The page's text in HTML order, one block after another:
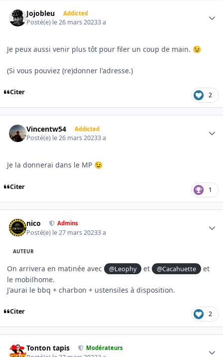
Jojobleu Addicted
Posté(e) le 26 mars 20233 a
Je peux aussi venir plus tôt pour filer un coup de main. 😉
(Si vous pouviez (re)donner l'adresse.)
Citer 2
Vincentw54 Addicted
Posté(e) le 26 mars 20233 a
Je la donnerai dans le MP 😉
Citer 1
nico Admins
Posté(e) le 27 mars 20233 a
AUTEUR
On arrivera en matinée avec @Leophy et @Cacahuette
et
le mobilhome.
J'aurai le bbq + charbon + ustensiles à disposition.
Citer 2
Tonton tapis Modérateurs